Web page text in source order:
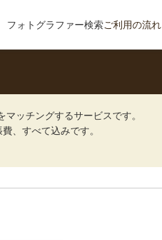
フォトグラファー検索ご利用の流れ
ッチングするサービスです。
、すべて込みです。